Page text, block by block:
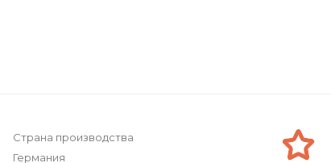
Страна производства
Германия